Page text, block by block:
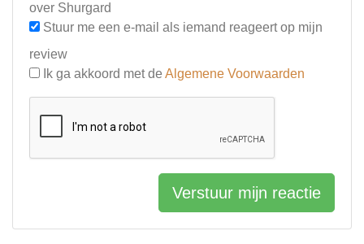
over Shurgard
Stuur me een e-mail als iemand reageert op mijn
review
Ik ga akkoord met de Algemene Voorwaarden
Verstuur mijn reactie